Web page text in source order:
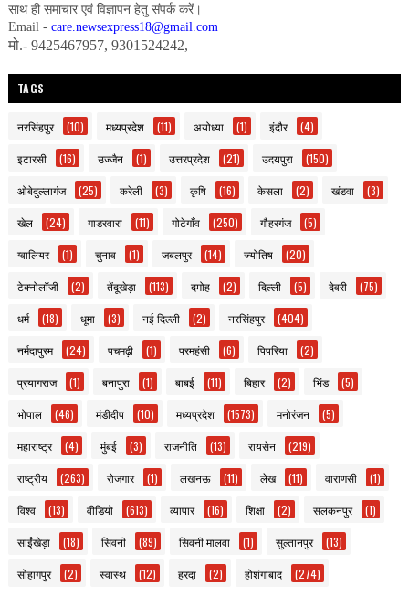
साथ ही समाचार एवं विज्ञापन हेतु संपर्क करें।
Email - care.newsexpress18@gmail.com
मो.- 9425467957, 9301524242,
TAGS
नरसिंहपुर (10) मध्यप्रदेश (11) अयोध्या (1) इंदौर (4)
इटारसी (16) उज्जैन (1) उत्तरप्रदेश (21) उदयपुरा (150)
ओबेदुल्लागंज (25) करेली (3) कृषि (16) केसला (2) खंडवा (3)
खेल (24) गाडरवारा (11) गोटेगाँव (250) गौहरगंज (5)
ग्वालियर (1) चुनाव (1) जबलपुर (14) ज्योतिष (20)
टेक्नोलॉजी (2) तेंदूखेड़ा (113) दमोह (2) दिल्ली (5) देवरी (75)
धर्म (18) धूमा (3) नई दिल्ली (2) नरसिंहपुर (404)
नर्मदापुरम (24) पचमढ़ी (1) परमहंसी (6) पिपरिया (2)
प्रयागराज (1) बनापुरा (1) बाबई (11) बिहार (2) भिंड (5)
भोपाल (46) मंडीदीप (10) मध्यप्रदेश (1573) मनोरंजन (5)
महाराष्ट्र (4) मुंबई (3) राजनीति (13) रायसेन (219)
राष्ट्रीय (263) रोजगार (1) लखनऊ (11) लेख (11) वाराणसी (1)
विश्व (13) वीडियो (613) व्यापार (16) शिक्षा (2) सलकनपुर (1)
साईंखेड़ा (18) सिवनी (89) सिवनी मालवा (1) सुल्तानपुर (13)
सोहागपुर (2) स्वास्थ (12) हरदा (2) होशंगाबाद (274)